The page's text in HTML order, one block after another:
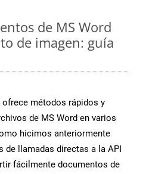
de MS Word
de imagen: guía
ofrece métodos rápidos y
de MS Word en varios
hicimos anteriormente
de llamadas directas a la API
fácilmente documentos de